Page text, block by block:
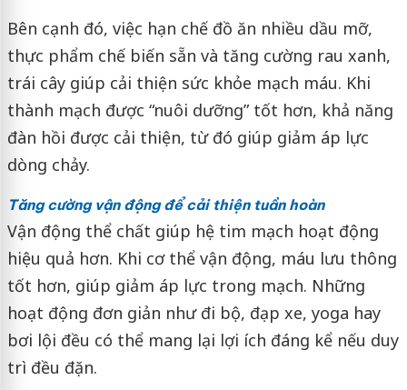
Bên cạnh đó, việc hạn chế đồ ăn nhiều dầu mỡ,
thực phẩm chế biến sẵn và tăng cường rau xanh,
trái cây giúp cải thiện sức khỏe mạch máu. Khi
thành mạch được “nuôi dưỡng” tốt hơn, khả năng
đàn hồi được cải thiện, từ đó giúp giảm áp lực
dòng chảy.
Tăng cường vận động để cải thiện tuần hoàn
Vận động thể chất giúp hệ tim mạch hoạt động
hiệu quả hơn. Khi cơ thể vận động, máu lưu thông
tốt hơn, giúp giảm áp lực trong mạch. Những
hoạt động đơn giản như đi bộ, đạp xe, yoga hay
bơi lội đều có thể mang lại lợi ích đáng kể nếu duy
trì đều đặn.